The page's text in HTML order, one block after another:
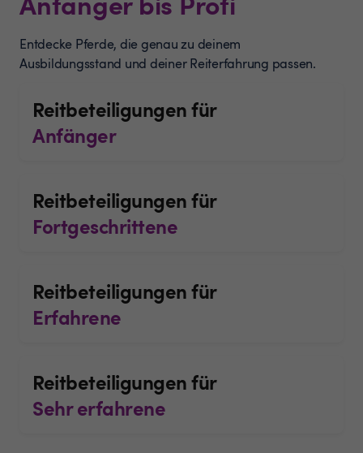
Entdecke Pferde, die genau zu deinem
Ausbildungsstand und deiner Reiterfahrung passen.
Reitbeteiligungen für
Anfänger
Reitbeteiligungen für
Fortgeschrittene
Reitbeteiligungen für
Erfahrene
Reitbeteiligungen für
Sehr erfahrene